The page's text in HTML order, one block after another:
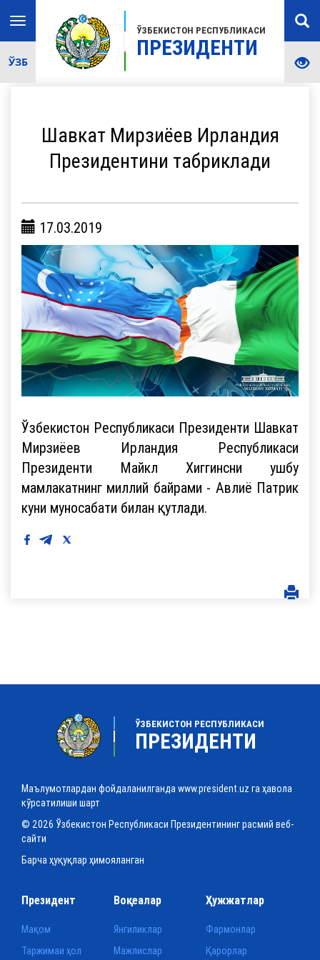
ЎЗБЕКИСТОН РЕСПУБЛИКАСИ
ПРЕЗИДЕНТИ
Toggle
navigation
ЎЗБ
Шавкат Мирзиёев Ирландия
Президентини табриклади
17.03.2019
Ўзбекистон Республикаси Президенти Шавкат
Мирзиёев Ирландия Республикаси
Президенти Майкл Хиггинсни ушбу
мамлакатнинг миллий байрами - Авлиё Патрик
куни муносабати билан қутлади.
ЎЗБЕКИСТОН РЕСПУБЛИКАСИ
ПРЕЗИДЕНТИ
Маълумотлардан фойдаланилганда www.president.uz га ҳавола
кўрсатилиши шарт
© 2026 Ўзбекистон Республикаси Президентининг расмий веб-
сайти
Барча ҳуқуқлар ҳимояланган
Президент
Мақом
Таржимаи ҳол
Воқеалар
Янгиликлар
Мажлислар
Ҳужжатлар
Фармонлар
Қарорлар